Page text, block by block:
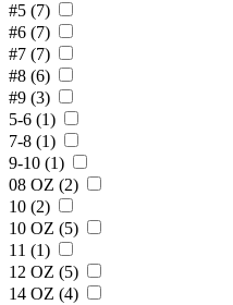
#5 (7)
#6 (7)
#7 (7)
#8 (6)
#9 (3)
5-6 (1)
7-8 (1)
9-10 (1)
08 OZ (2)
10 (2)
10 OZ (5)
11 (1)
12 OZ (5)
14 OZ (4)